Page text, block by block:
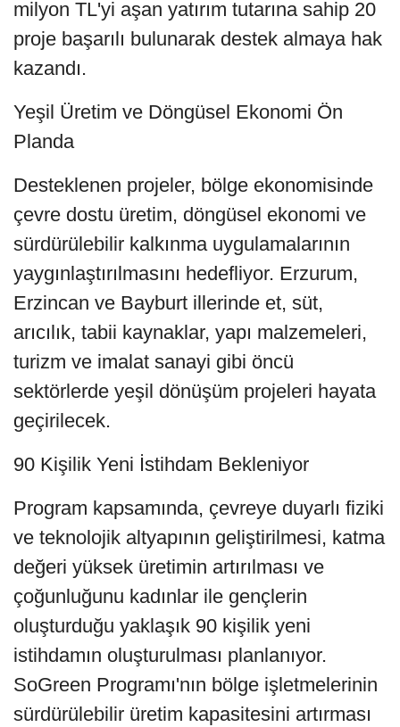
milyon TL'yi aşan yatırım tutarına sahip 20
proje başarılı bulunarak destek almaya hak
kazandı.
Yeşil Üretim ve Döngüsel Ekonomi Ön
Planda
Desteklenen projeler, bölge ekonomisinde
çevre dostu üretim, döngüsel ekonomi ve
sürdürülebilir kalkınma uygulamalarının
yaygınlaştırılmasını hedefliyor. Erzurum,
Erzincan ve Bayburt illerinde et, süt,
arıcılık, tabii kaynaklar, yapı malzemeleri,
turizm ve imalat sanayi gibi öncü
sektörlerde yeşil dönüşüm projeleri hayata
geçirilecek.
90 Kişilik Yeni İstihdam Bekleniyor
Program kapsamında, çevreye duyarlı fiziki
ve teknolojik altyapının geliştirilmesi, katma
değeri yüksek üretimin artırılması ve
çoğunluğunu kadınlar ile gençlerin
oluşturduğu yaklaşık 90 kişilik yeni
istihdamın oluşturulması planlanıyor.
SoGreen Programı'nın bölge işletmelerinin
sürdürülebilir üretim kapasitesini artırması